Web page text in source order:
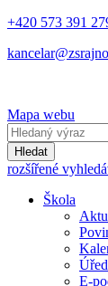
+420 573 391
Mapa webu
Hledat
rozšířené
Škola
E-